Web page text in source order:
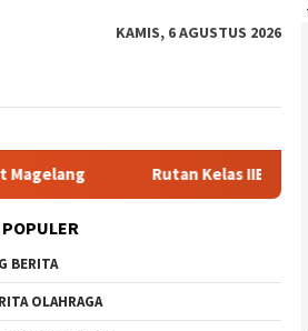
KAMIS, 6 AGUSTUS 2026
Rutan Kelas IIB Raba Bima Sambut
BERITA
OLAHRAGA